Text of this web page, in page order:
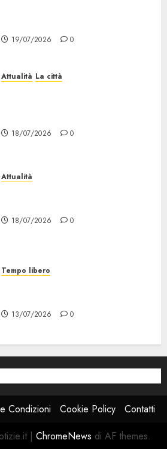
19/07/2026 0
Attualità La città
18/07/2026 0
Attualità
18/07/2026 0
Tempo libero
13/07/2026 0
Condizioni Cookie Policy
Contatti
| ChromeNews di AF themes.